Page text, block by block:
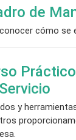
de
cómo se
y